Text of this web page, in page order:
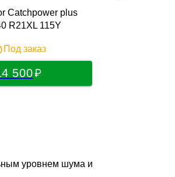
Catchpower plus
R21XL 115Y
Под заказ
500
уровнем шума и